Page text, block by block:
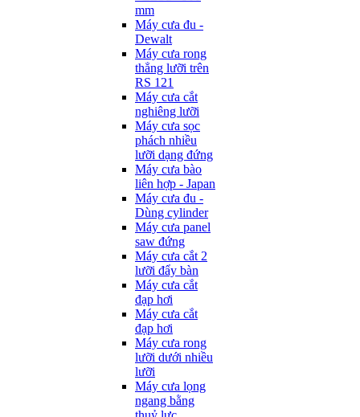
mm
Máy cưa đu -
Dewalt
Máy cưa rong
thẳng lưỡi trên
RS 121
Máy cưa cắt
nghiêng lưỡi
Máy cưa sọc
phách nhiều
lưỡi dạng đứng
Máy cưa bào
liên hợp - Japan
Máy cưa đu -
Dùng cylinder
Máy cưa panel
saw đứng
Máy cưa cắt 2
lưỡi đẩy bàn
Máy cưa cắt
đạp hơi
Máy cưa cắt
đạp hơi
Máy cưa rong
lưỡi dưới nhiều
lưỡi
Máy cưa lọng
ngang bằng